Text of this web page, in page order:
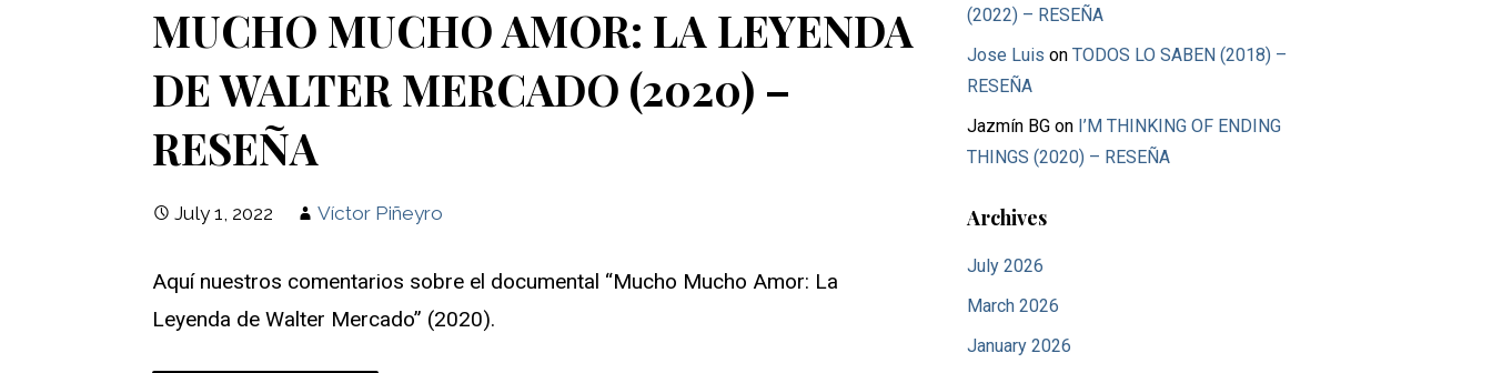
MUCHO MUCHO AMOR: LA LEYENDA
DE WALTER MERCADO (2020) –
RESEÑA
July 1, 2022 Víctor Piñeyro
Aquí nuestros comentarios sobre el documental “Mucho Mucho Amor: La
Leyenda de Walter Mercado” (2020).
(2022) – RESEÑA
Jose Luis on TODOS LO SABEN (2018) –
RESEÑA
Jazmín BGon I’M THINKING OF ENDING
THINGS (2020) – RESEÑA
Archives
July 2026
March 2026
January 2026